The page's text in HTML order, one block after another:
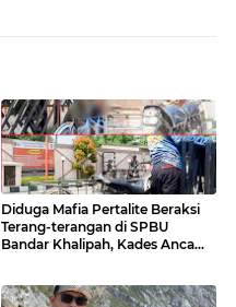
Diduga Mafia Pertalite Beraksi
Terang-terangan di SPBU
Bandar Khalipah, Kades Ancam